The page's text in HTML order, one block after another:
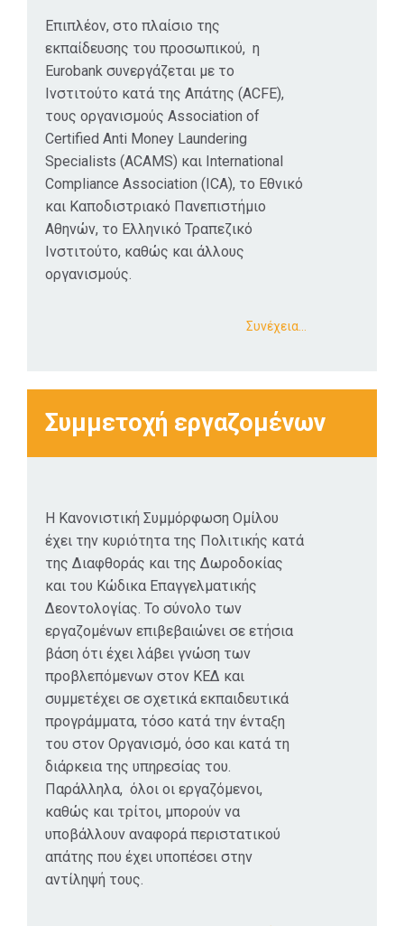
Επιπλέον, στο πλαίσιο της
εκπαίδευσης του προσωπικού, η
Eurobank συνεργάζεται με το
Ινστιτούτο κατά της Απάτης (ACFE),
τους οργανισμούς Association of
Certified Anti Money Laundering
Specialists (ACAMS) και International
Compliance Association (ICA), το Εθνικό
και Καποδιστριακό Πανεπιστήμιο
Αθηνών, το Ελληνικό Τραπεζικό
Ινστιτούτο, καθώς και άλλους
οργανισμούς.
Συνέχεια…
Συμμετοχή εργαζομένων
Η Κανονιστική Συμμόρφωση Ομίλου
έχει την κυριότητα της Πολιτικής κατά
της Διαφθοράς και της Δωροδοκίας
και του Κώδικα Επαγγελματικής
Δεοντολογίας. Το σύνολο των
εργαζομένων επιβεβαιώνει σε ετήσια
βάση ότι έχει λάβει γνώση των
προβλεπόμενων στον ΚΕΔ και
συμμετέχει σε σχετικά εκπαιδευτικά
προγράμματα, τόσο κατά την ένταξη
του στον Οργανισμό, όσο και κατά τη
διάρκεια της υπηρεσίας του.
Παράλληλα, όλοι οι εργαζόμενοι,
καθώς και τρίτοι, μπορούν να
υποβάλλουν αναφορά περιστατικού
απάτης που έχει υποπέσει στην
αντίληψή τους.